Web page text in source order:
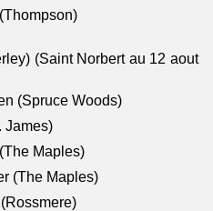
(Saint Norbert au 12 aout
(Spruce Woods)
James)
Maples)
(The Maples)